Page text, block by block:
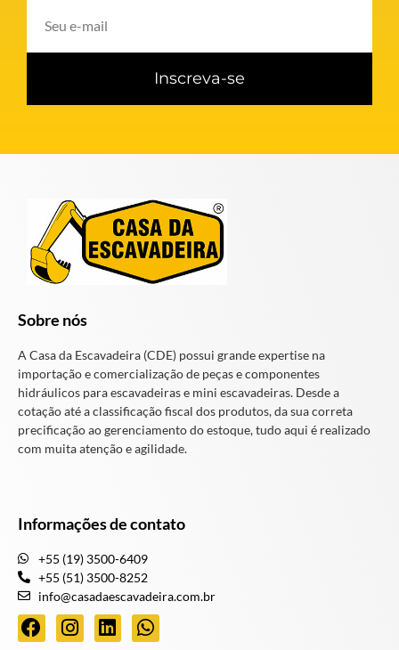
Inscreva-se
Sobre nós
A Casa da Escavadeira (CDE) possui grande expertise na
importação e comercialização de peças e componentes
hidráulicos para escavadeiras e mini escavadeiras. Desde a
cotação até a classificação fiscal dos produtos, da sua correta
precificação ao gerenciamento do estoque, tudo aqui é realizado
com muita atenção e agilidade.
Informações de contato
+55 (19) 3500-6409
+55 (51) 3500-8252
info@casadaescavadeira.com.br